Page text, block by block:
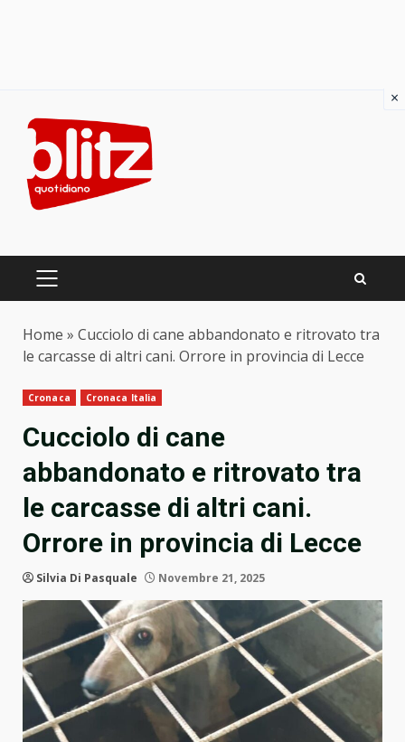
content
PRIMARY
Home » Cucciolo di cane abbandonato e ritrovato tra
le carcasse di altri cani. Orrore in provincia di Lecce
Cronaca Cronaca Italia
Cucciolo di cane
abbandonato e ritrovato tra
le carcasse di altri cani.
Orrore in provincia di Lecce
Silvia Di Pasquale Novembre 21, 2025
×